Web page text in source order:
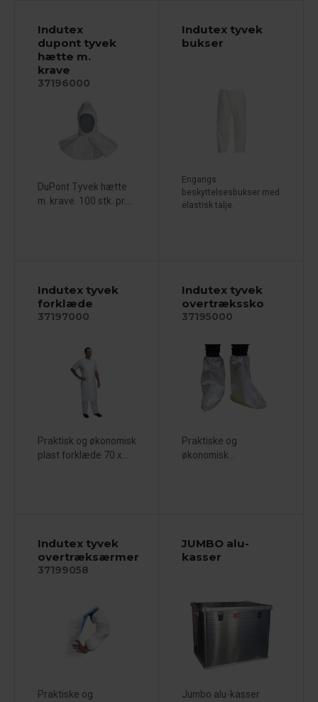
Indutex
dupont tyvek
hætte m.
krave
37196000
DuPont Tyvek hætte
m. krave. 100 stk. pr....
Indutex tyvek
bukser
Engangs
beskyttelsesbukser med
elastisk talje.
Indutex tyvek
forklæde
37197000
Praktisk og økonomisk
plast forklæde 70 x...
Indutex tyvek
overtrækssko
37195000
Praktiske og
økonomisk...
Indutex tyvek
overtræksærmer
37199058
Praktiske og
JUMBO alu-
kasser
Jumbo alu-kasser